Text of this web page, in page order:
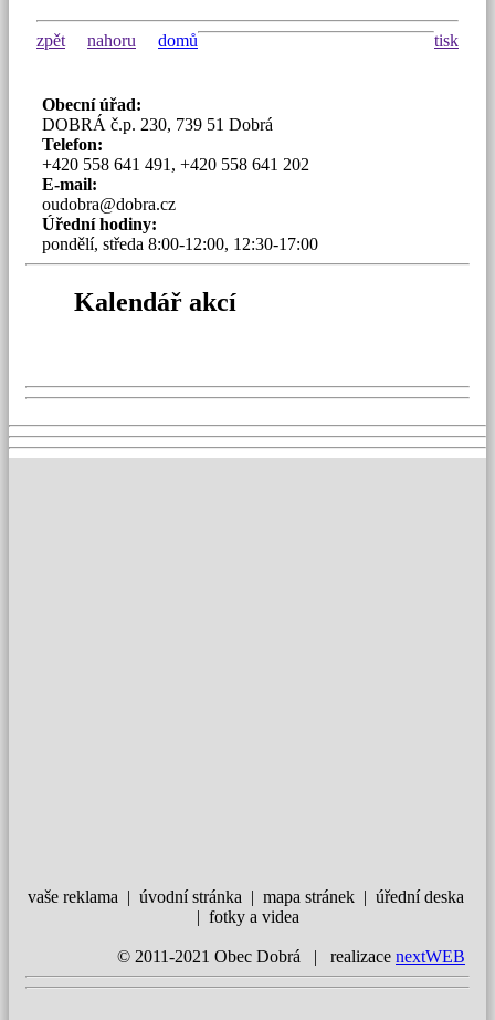
zpět nahoru domů tisk
Obecní úřad:
DOBRÁ č.p. 230, 739 51 Dobrá
Telefon:
+420 558 641 491, +420 558 641 202
E-mail:
oudobra@dobra.cz
Úřední hodiny:
pondělí, středa 8:00-12:00, 12:30-17:00
Kalendář akcí
vaše reklama | úvodní stránka | mapa stránek | úřední deska
| fotky a videa
© 2011-2021 Obec Dobrá | realizace nextWEB